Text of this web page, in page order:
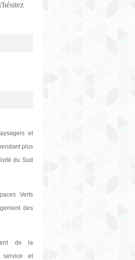
et
plus
du Sud
Verts
des
de la
service et